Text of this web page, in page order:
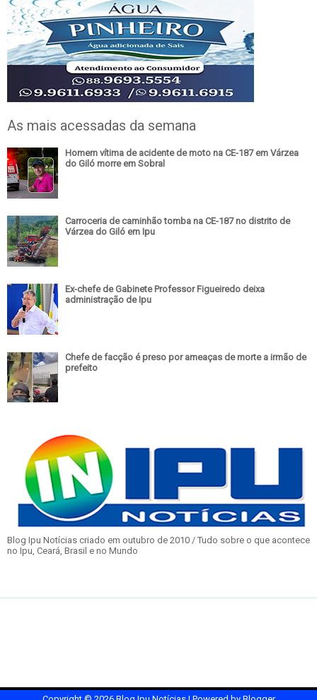
As mais acessadas da semana
Homem vítima de acidente de moto na CE-187 em Várzea
do Giló morre em Sobral
Carroceria de caminhão tomba na CE-187 no distrito de
Várzea do Giló em Ipu
Ex-chefe de Gabinete Professor Figueiredo deixa
administração de Ipu
Chefe de facção é preso por ameaças de morte a irmão de
prefeito
Blog Ipu Notícias criado em outubro de 2010 / Tudo sobre o que acontece
no Ipu, Ceará, Brasil e no Mundo